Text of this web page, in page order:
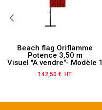
Beach flag Oriflamme
Potence 3,50 m
Visuel "A vendre"- Modèle 1
Prix
142,50 € HT